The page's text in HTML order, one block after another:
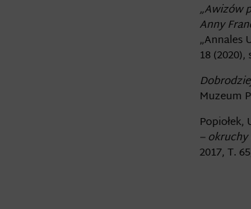
„Awizów
Anny
„Annales
18 (2020),
Muzeum
Popiołek,
–
2017, T.